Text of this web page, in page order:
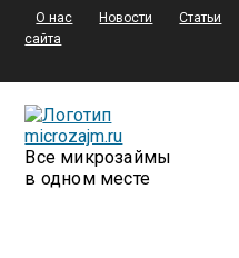
О нас Новости Статьи
сайта
Все микрозаймы
в одном месте